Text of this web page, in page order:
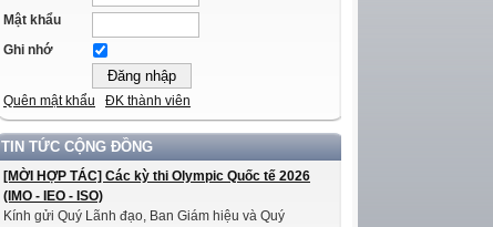
Mật khẩu
Ghi nhớ
Quên mật khẩu ĐK thành viên
TIN TỨC CỘNG ĐỒNG
[MỜI HỢP TÁC] Các kỳ thi Olympic Quốc tế 2026
(IMO - IEO - ISO)
Kính gửi Quý Lãnh đạo, Ban Giám hiệu và Quý